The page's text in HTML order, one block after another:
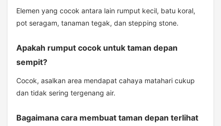
Elemen yang cocok antara lain rumput kecil, batu koral,
pot seragam, tanaman tegak, dan stepping stone.
Apakah rumput cocok untuk taman depan
sempit?
Cocok, asalkan area mendapat cahaya matahari cukup
dan tidak sering tergenang air.
Bagaimana cara membuat taman depan terlihat